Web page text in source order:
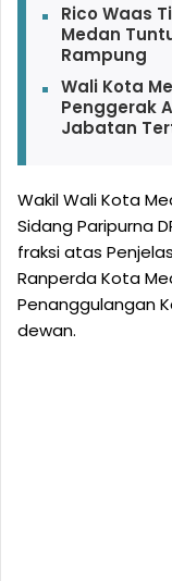
Rico Waas
Medan
Rampung
Wali Kota
Penggerak
Jabatan
Wakil Wali Kota
Sidang Paripurna
fraksi atas
Ranperda Kota
Penanggulangan
dewan.